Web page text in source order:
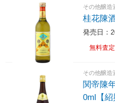
その他醸造
桂花陳
発売日：
無料査
その他醸造
関帝陳
0ml【紹